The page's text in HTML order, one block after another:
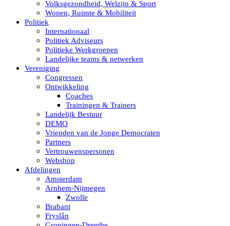
Volksgezondheid, Welzijn & Sport
Wonen, Ruimte & Mobiliteit
Politiek
Internationaal
Politiek Adviseurs
Politieke Werkgroepen
Landelijke teams & netwerken
Vereniging
Congressen
Ontwikkeling
Coaches
Trainingen & Trainers
Landelijk Bestuur
DEMO
Vrienden van de Jonge Democraten
Partners
Vertrouwenspersonen
Webshop
Afdelingen
Amsterdam
Arnhem-Nijmegen
Zwolle
Brabant
Fryslân